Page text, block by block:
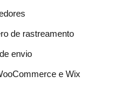
de rastreamento
envio
e Wix